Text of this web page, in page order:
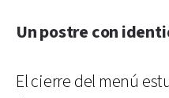
Un postre con
El cierre del menú